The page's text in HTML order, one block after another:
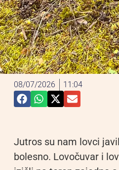
08/07/2026 11:04
Jutros su nam lovci
bolesno. Lovočuvar i